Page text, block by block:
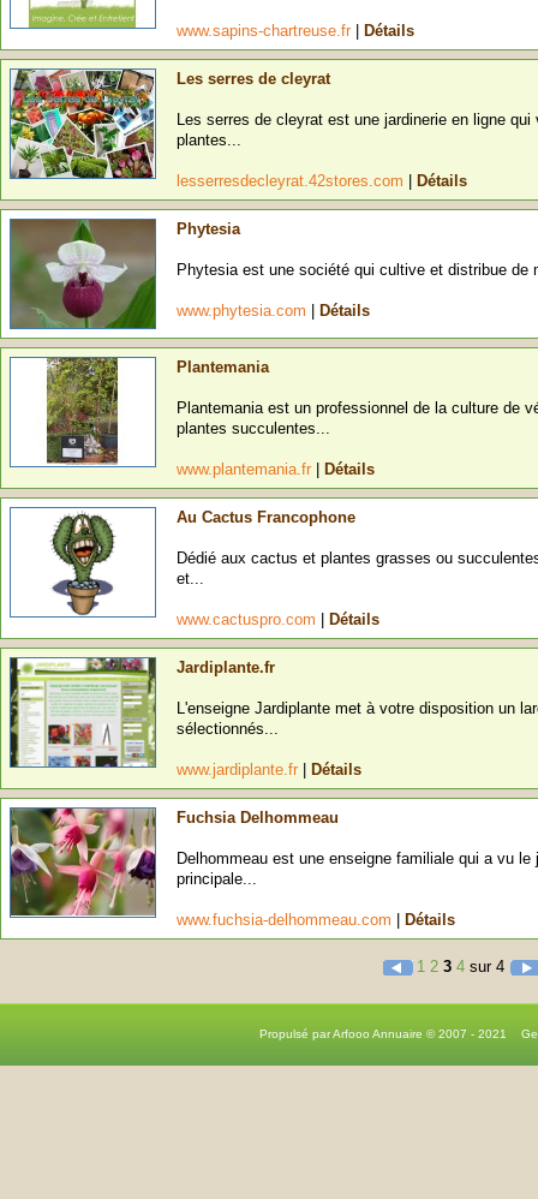
www.sapins-chartreuse.fr Détails
Les serres de cleyrat
Les serres de cleyrat est une jardinerie en ligne
plantes...
lesserresdecleyrat.42stores.com Détails
Phytesia
Phytesia est une société qui cultive et distribue
www.phytesia.com Détails
Plantemania
Plantemania est un professionnel de la culture de
plantes succulentes...
www.plantemania.fr Détails
Au Cactus Francophone
Dédié aux cactus et plantes grasses ou
et...
www.cactuspro.com Détails
Jardiplante.fr
L'enseigne Jardiplante met à votre disposition un
sélectionnés...
www.jardiplante.fr Détails
Fuchsia Delhommeau
Delhommeau est une enseigne familiale qui a vu
principale...
www.fuchsia-delhommeau.com Détails
1 2 3 4 sur 4
Propulsé par Arfooo Annuaire © 2007 - 2021